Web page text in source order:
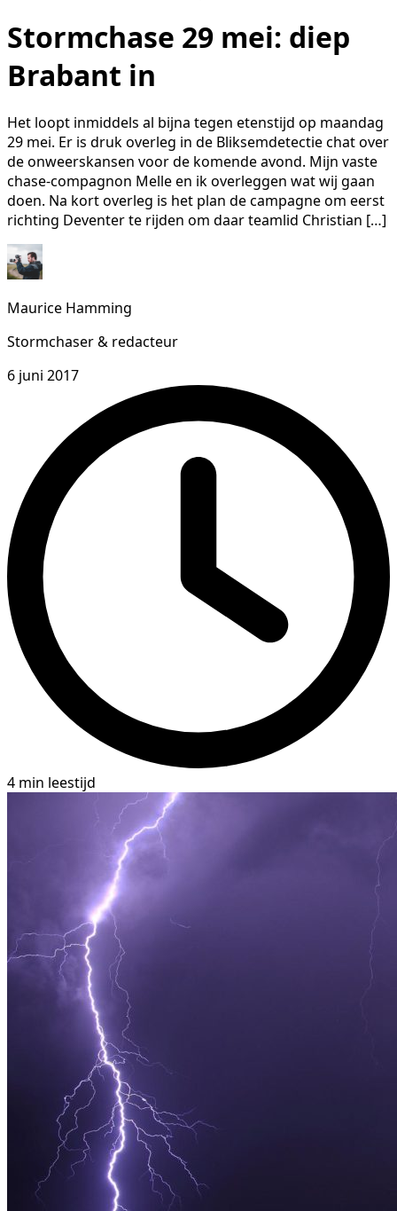
Stormchase 29 mei: diep
Brabant in
Het loopt inmiddels al bijna tegen etenstijd op maandag
29 mei. Er is druk overleg in de Bliksemdetectie chat over
de onweerskansen voor de komende avond. Mijn vaste
chase-compagnon Melle en ik overleggen wat wij gaan
doen. Na kort overleg is het plan de campagne om eerst
richting Deventer te rijden om daar teamlid Christian […]
Maurice Hamming
Stormchaser & redacteur
6 juni 2017
4 min leestijd